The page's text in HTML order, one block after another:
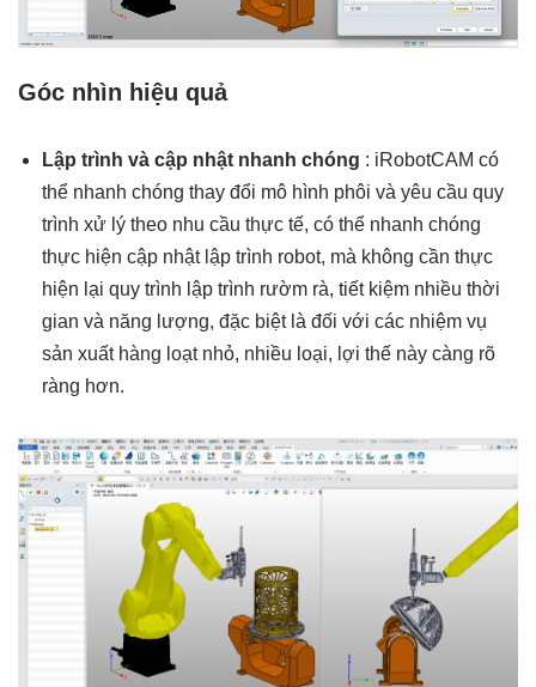
Góc nhìn hiệu quả
Lập trình và cập nhật nhanh chóng : iRobotCAM có
thể nhanh chóng thay đổi mô hình phôi và yêu cầu quy
trình xử lý theo nhu cầu thực tế, có thể nhanh chóng
thực hiện cập nhật lập trình robot, mà không cần thực
hiện lại quy trình lập trình rườm rà, tiết kiệm nhiều thời
gian và năng lượng, đặc biệt là đối với các nhiệm vụ
sản xuất hàng loạt nhỏ, nhiều loại, lợi thế này càng rõ
ràng hơn.